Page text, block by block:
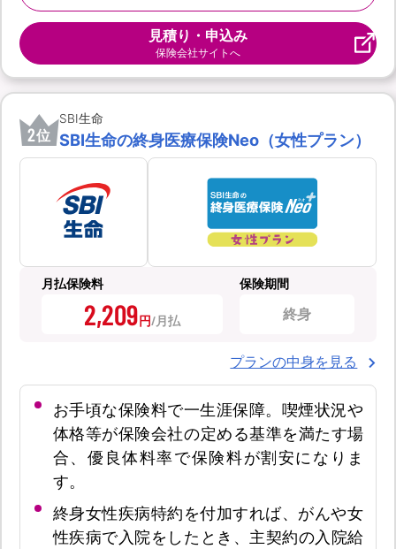
見積り・申込み
保険会社サイトへ
2位
SBI生命
SBI生命の終身医療保険Neo（女性プラン）
月払保険料
2,209円
保険期間
終身
プランの中身を見る
お手頃な保険料で一生涯保障。喫煙状況や
体格等が保険会社の定める基準を満たす場
合、優良体料率で保険料が割安になりま
す。
終身女性疾病特約を付加すれば、がんや女
性疾病で入院をしたとき、主契約の入院給